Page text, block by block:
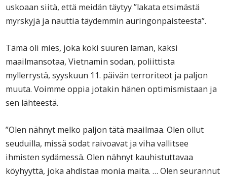
uskoaan siitä, että meidän täytyy ”lakata etsimästä
myrskyjä ja nauttia täydemmin auringonpaisteesta”.
Tämä oli mies, joka koki suuren laman, kaksi
maailmansotaa, Vietnamin sodan, poliittista
myllerrystä, syyskuun 11. päivän terroriteot ja paljon
muuta. Voimme oppia jotakin hänen optimismistaan ja
sen lähteestä.
”Olen nähnyt melko paljon tätä maailmaa. Olen ollut
seuduilla, missä sodat raivoavat ja viha vallitsee
ihmisten sydämessä. Olen nähnyt kauhistuttavaa
köyhyyttä, joka ahdistaa monia maita. … Olen seurannut